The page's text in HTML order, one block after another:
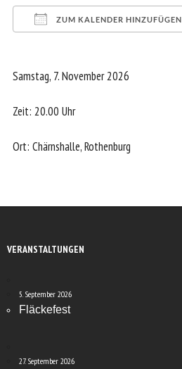
ZUM KALENDER HINZUFÜGEN
Samstag, 7. November 2026
Zeit: 20.00 Uhr
Ort: Chärnshalle, Rothenburg
VERANSTALTUNGEN
5. September 2026
Fläckefest
27. September 2026